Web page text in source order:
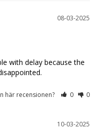
08-03-2025
with delay because the
här recensionen? 0 0
10-03-2025